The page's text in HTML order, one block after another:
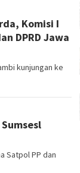
Komisi I
DPRD Jawa
kunjungan ke
Satpol PP dan